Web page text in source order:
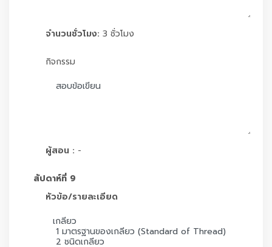
จำนวนชั่วโมง: 3 ชั่วโมง
กิจกรรม
ผู้สอน : -
สัปดาห์ที่ 9
หัวข้อ/รายละเอียด